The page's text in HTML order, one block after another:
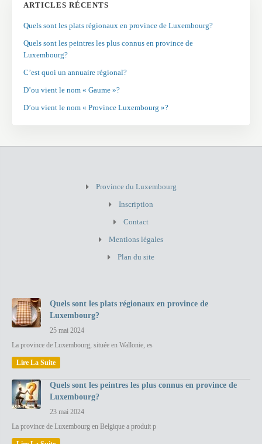
ARTICLES RÉCENTS
Quels sont les plats régionaux en province de Luxembourg?
Quels sont les peintres les plus connus en province de
Luxembourg?
C’est quoi un annuaire régional?
D’ou vient le nom « Gaume »?
D’ou vient le nom « Province Luxembourg »?
Province du Luxembourg
Inscription
Contact
Mentions légales
Plan du site
Quels sont les plats régionaux en province de
Luxembourg?
25 mai 2024
La province de Luxembourg, située en Wallonie, es
Lire La Suite
Quels sont les peintres les plus connus en province de
Luxembourg?
23 mai 2024
La province de Luxembourg en Belgique a produit p